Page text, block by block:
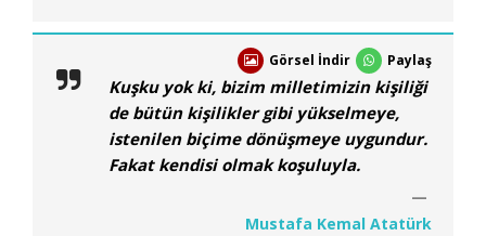
Görsel İndir Paylaş
Kuşku yok ki, bizim milletimizin kişiliği
de bütün kişilikler gibi yükselmeye,
istenilen biçime dönüşmeye uygundur.
Fakat kendisi olmak koşuluyla.
Mustafa Kemal Atatürk